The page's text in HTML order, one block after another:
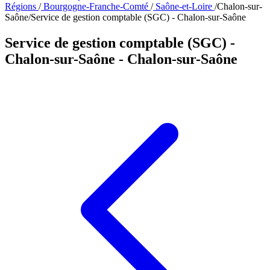
Régions /Bourgogne-Franche-Comté /Saône-et-Loire /Chalon-sur-
Saône/Service de gestion comptable (SGC) - Chalon-sur-Saône
Service de gestion comptable (SGC) -
Chalon-sur-Saône - Chalon-sur-Saône